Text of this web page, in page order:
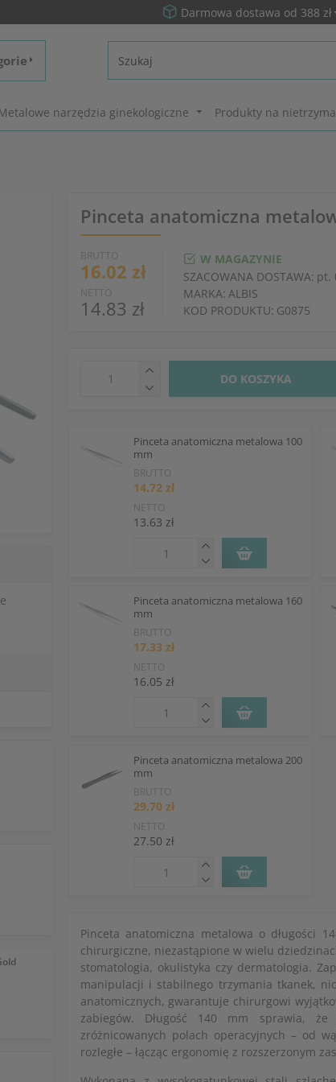
Darmowa dostawa od 388 zł
narzędzia ginekologiczne Produkty na
Pinceta anatomiczna
BRUTTO
16.02 zł
NETTO
14.83 zł
W MAGAZYNIE
SZACOWANA DOSTAWA: pt.
MARKA: ALBIS
KOD PRODUKTU: G0875
DO KOSZYKA
Pinceta anatomiczna metalowa 100
mm
BRUTTO
14.72 zł
NETTO
13.63 zł
Pinceta anatomiczna metalowa 160
mm
BRUTTO
17.33 zł
NETTO
16.05 zł
Pinceta anatomiczna metalowa 200
mm
BRUTTO
29.70 zł
NETTO
27.50 zł
Pinceta anatomiczna metalowa o długości
chirurgiczne, niezastąpione w wielu
stomatologia, okulistyka czy dermatologia.
manipulacji i stabilnego trzymania tkanek,
anatomicznych, gwarantuje chirurgowi
zabiegów. Długość 140 mm sprawia,
zróżnicowanych polach operacyjnych – od
rozległe – łącząc ergonomię z rozszerzonym